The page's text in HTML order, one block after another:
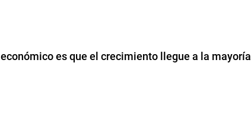
es que el crecimiento llegue a la mayoría